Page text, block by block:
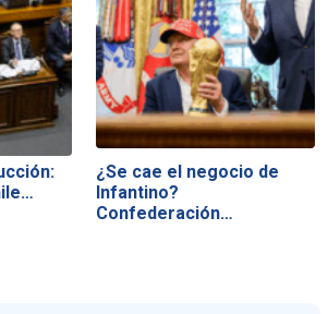
¿Se cae el negocio de
Infantino?
Confederación…